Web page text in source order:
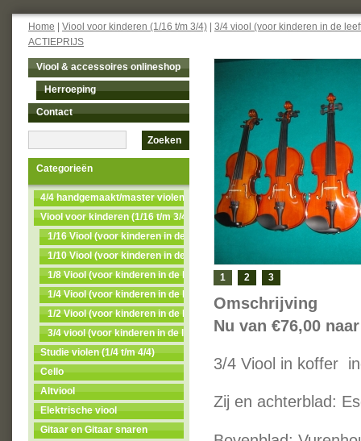
Home Viool voor kinderen (1/16 t/m 3/4)
3/4 viool (voor kinderen in de
ACTIEPRIJS
Viool & accessoires onlineshop
Herroeping
Contact
Zoeken
Categorieën
4/4 handgemaakt/master violen NU MET 50% KORTING
Viool voor kinderen (1/16 t/m 3/4)
1/16 Viool (voor kinderen in de leeftijd van 3 t/m 4)
1/10 Viool (voor kinderen in de leeftijd van 4 t/m 5)
1/8 Viool (voor kinderen in de leeftijd van 5t/m7)
1/4 Viool (voor kinderen in de leeftijd van 7 t/m 9)
1/2 Viool (voor kinderen in de leeftijd van 9 t/m 11)
3/4 viool (voor kinderen in de leeftijd van 11 t/m 13)
Studie violen (1/4 t/m 4/4)
Cello
Altviool
Elektrische viool
Gitaar en Gitaar snaren
1 2 3
Omschrijving
Nu van €76,00
3/4 Viool in koffer
Zij en achterblad: